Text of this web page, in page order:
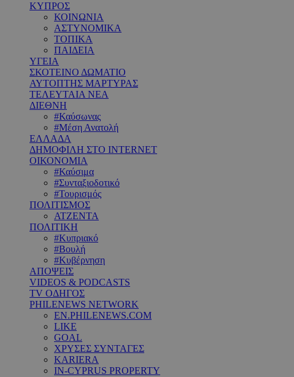
ΚΥΠΡΟΣ
ΚΟΙΝΩΝΙΑ
ΑΣΤΥΝΟΜΙΚΑ
ΤΟΠΙΚΑ
ΠΑΙΔΕΙΑ
ΥΓΕΙΑ
ΣΚΟΤΕΙΝΟ ΔΩΜΑΤΙΟ
ΑΥΤΟΠΤΗΣ ΜΑΡΤΥΡΑΣ
ΤΕΛΕΥΤΑΙΑ ΝΕΑ
ΔΙΕΘΝΗ
#Καύσωνας
#Μέση Ανατολή
ΕΛΛΑΔΑ
ΔΗΜΟΦΙΛΗ ΣΤΟ INTERNET
ΟΙΚΟΝΟΜΙΑ
#Καύσιμα
#Συνταξιοδοτικό
#Τουρισμός
ΠΟΛΙΤΙΣΜΟΣ
ΑΤΖΕΝΤΑ
ΠΟΛΙΤΙΚΗ
#Κυπριακό
#Βουλή
#Κυβέρνηση
ΑΠΟΨΕΙΣ
VIDEOS & PODCASTS
TV ΟΔΗΓΟΣ
PHILENEWS NETWORK
EN.PHILENEWS.COM
LIKE
GOAL
ΧΡΥΣΕΣ ΣΥΝΤΑΓΕΣ
KARIERA
IN-CYPRUS PROPERTY